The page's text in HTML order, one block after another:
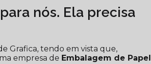
nós. Ela precisa
Grafica, tendo em vista que,
empresa de Embalagem de Papel